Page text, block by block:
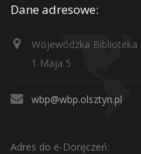
Dane adresowe:
Wojewódzka Biblioteka
1 Maja 5
wbp@wbp.olsztyn.pl
Adres do e-Doręczeń: